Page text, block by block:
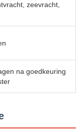
zeevracht,
na goedkeuring